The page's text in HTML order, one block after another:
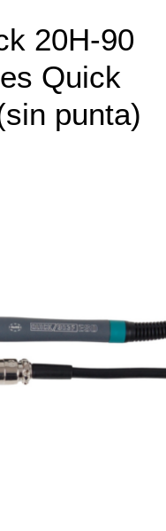
20H-90
Quick
punta)